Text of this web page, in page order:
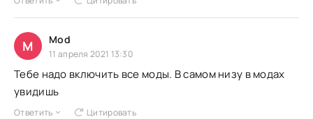
M Mod
11 апреля 2021 13:30
Тебе надо включить все моды. В самом низу в модах
увидишь
Ответить Цитировать